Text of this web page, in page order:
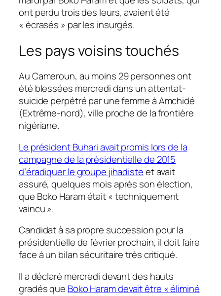
ont perdu trois des leurs, avaient été
« écrasés » par les insurgés.
Les pays voisins touchés
Au Cameroun, au moins 29 personnes ont
été blessées mercredi dans un attentat-
suicide perpétré par une femme à Amchidé
(Extrême-nord), ville proche de la frontière
nigériane.
Le président Buhari avait promis lors de la
campagne de la présidentielle de 2015
d’éradiquer le groupe jihadisteet avait
assuré, quelques mois après son élection,
que Boko Haram était « techniquement
vaincu ».
Candidat à sa propre succession pour la
présidentielle de février prochain, il doit faire
face à un bilan sécuritaire très critiqué.
Il a déclaré mercredi devant des hauts
gradés que Boko Haram devait être « éliminé